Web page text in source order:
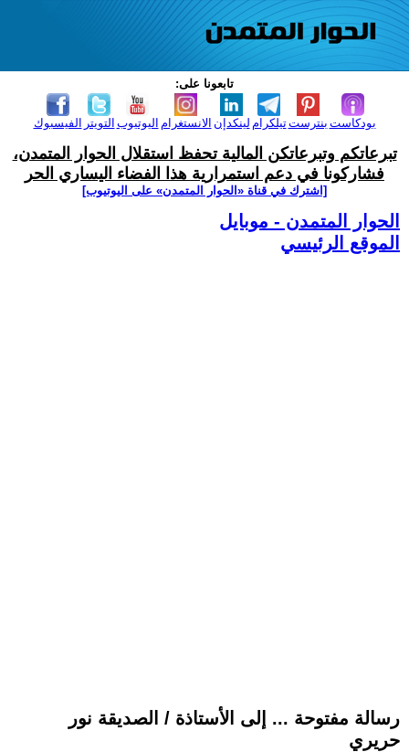
تابعونا على:
الفيسبوك التويتر اليوتيوب الانستغرام لينكدإن تيلكرامبنترست بودكاست
تبرعاتكم وتبرعاتكن المالية تحفظ استقلال الحوار المتمدن،
فشاركونا في دعم استمرارية هذا الفضاء اليساري الحر
[اشترك في قناة ‫«الحوار المتمدن» على اليوتيوب]
الحوار المتمدن - موبايل
الموقع الرئيسي
رسالة مفتوحة ... إلى الأستاذة / الصديقة نور
حريري